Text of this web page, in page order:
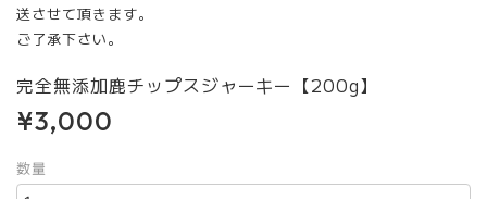
送させて頂きます。
ご了承下さい。
完全無添加鹿チップスジャーキー【200g】
¥3,000
数量